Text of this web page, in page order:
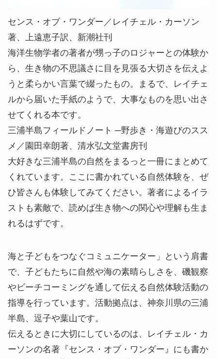
センス・オブ・ワンダー／レイチェル・カーソン
著、上遠恵子訳、新潮社刊
海洋生物学者の著者が甥っ子のロジャーとの体験か
ら、生き物の不思議さに目を見張る大切さを伝えよ
うと柔らかい言葉で綴ったもの。まるで、レイチェ
ルから届いた手紙のようで、大事なものを思い出さ
せてくれる本です。
三浦半島フィールドノート ─野歩き・海遊びのスス
メ／園田幸朗著、清水弘文堂書房刊
大好きな三浦半島の自然をまるっと一冊にまとめて
くれています。ここに書かれている自然体験を、ぜ
ひ皆さんも体験してみてください。著者によるイラ
ストも素敵で、読めば生き物への関心や理解も生ま
れるはずです。
海と子どもをつなぐコミュニケーター」という肩書
で、子どもたちに自然や海の素晴らしさを、磯観察
やビーチコーミングを通して伝える自然体験活動の
指導を行っています。活動拠点は、神奈川県の三浦
半島、逗子や葉山です。
伝えるときに大切にしているのは、レイチェル・カ
ーソンの名著『センス・オブ・ワンダー』にも書か